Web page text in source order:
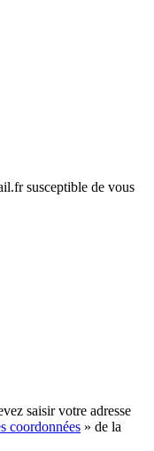
susceptible de vous
saisir votre adresse
coordonnées » de la